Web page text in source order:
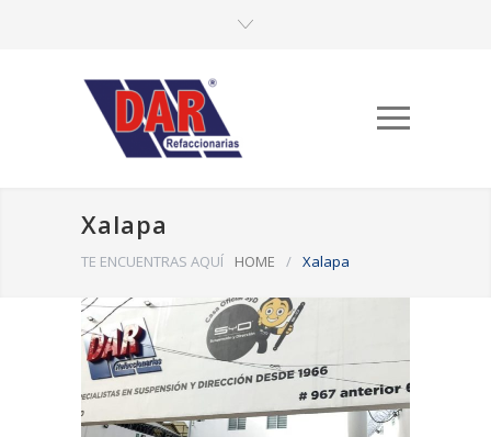
Xalapa
TE ENCUENTRAS AQUÍ HOME / Xalapa